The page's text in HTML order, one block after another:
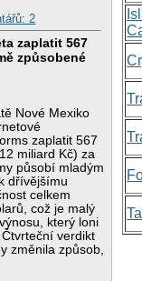
2
zaplatit 567
způsobené
Nové Mexiko
zaplatit 567
miliard Kč) za
působí mladým
dřívějšímu
celkem
což je malý
který loni
verdikt
změnila způsob,